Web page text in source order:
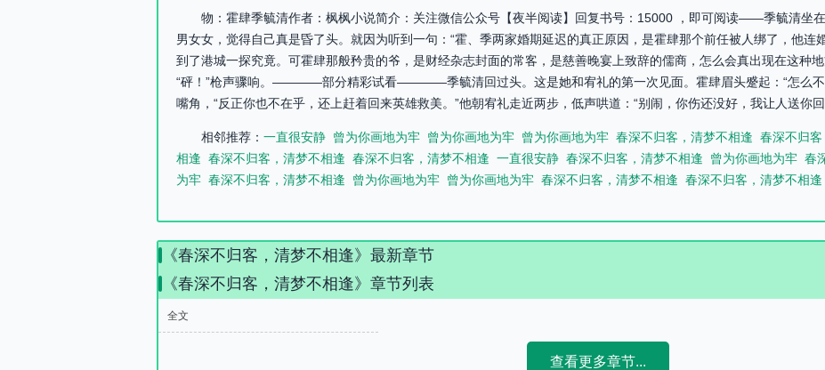
物：霍肆季毓清作者：枫枫小说简介：关注微信公众号【夜半阅读】回复书号：15000 ，即可阅读——季毓清坐
男女女，觉得自己真是昏了头。就因为听到一句：“霍、季两家婚期延迟的真正原因，是霍肆那个前任被人绑了，他连
到了港城一探究竟。可霍肆那般矜贵的爷，是财经杂志封面的常客，是慈善晚宴上致辞的儒商，怎么会真出现在这
“砰！”枪声骤响。————部分精彩试看————季毓清回过头。这是她和宥礼的第一次见面。霍肆眉头蹙起：“怎么不
嘴角，“反正你也不在乎，还上赶着回来英雄救美。”他朝宥礼走近两步，低声哄道：“别闹，你伤还没好，我让人送你回
相邻推荐： 一直很安静 曾为你画地为牢 曾为你画地为牢 曾为你画地为牢 春深不归客，清梦不相逢 春深不归
相逢 春深不归客，清梦不相逢 春深不归客，清梦不相逢 一直很安静 春深不归客，清梦不相逢 曾为你画地为牢 春
为牢 春深不归客，清梦不相逢 曾为你画地为牢 曾为你画地为牢 春深不归客，清梦不相逢 春深不归客，清梦不相逢
《春深不归客，清梦不相逢》最新章节
《春深不归客，清梦不相逢》章节列表
全文
查看更多章节...